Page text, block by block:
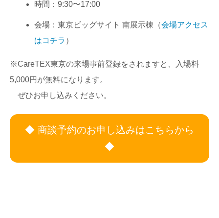
時間：9:30〜17:00
会場：東京ビッグサイト 南展示棟（会場アクセス
はコチラ ）
※CareTEX東京の来場事前登録をされますと、入場料
5,000円が無料になります。
ぜひお申し込みください。
◆ 商談予約のお申し込みはこちらから
◆